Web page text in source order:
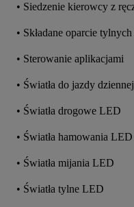
• Siedzenie kierowcy z
• Składane oparcie tylnych
• Sterowanie aplikacjami
• Światła do jazdy
• Światła drogowe LED
• Światła hamowania
• Światła mijania LED
• Światła tylne LED